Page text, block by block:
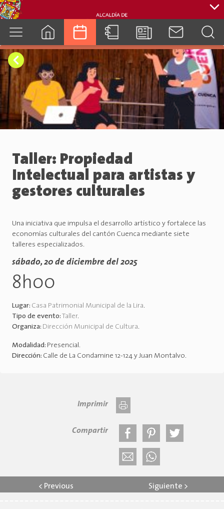
cuenca.gob.ec
Taller: Propiedad
Intelectual para artistas y
gestores culturales
Una iniciativa que impulsa el desarrollo artístico y fortalece las
economías culturales del cantón Cuenca mediante siete
talleres especializados.
sábado, 20 de diciembre del 2025
8h00
Lugar: Casa Patrimonial Municipal de la Lira.
Tipo de evento: Taller.
Organiza: Dirección Municipal de Cultura.
Modalidad: Presencial.
Dirección: Calle de La Condamine 12-124 y Juan Montalvo.
Imprimir
Compartir
< Previous Siguiente >